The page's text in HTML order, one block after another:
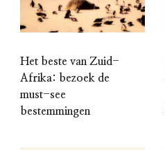
Het beste van Zuid-
Afrika: bezoek de
must-see
bestemmingen